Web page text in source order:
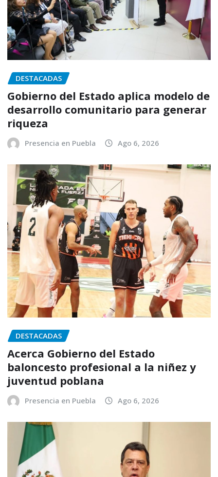
DESTACADAS
Gobierno del Estado aplica modelo de
desarrollo comunitario para generar
riqueza
Presencia en Puebla Ago 6, 2026
DESTACADAS
Acerca Gobierno del Estado
baloncesto profesional a la niñez y
juventud poblana
Presencia en Puebla Ago 6, 2026